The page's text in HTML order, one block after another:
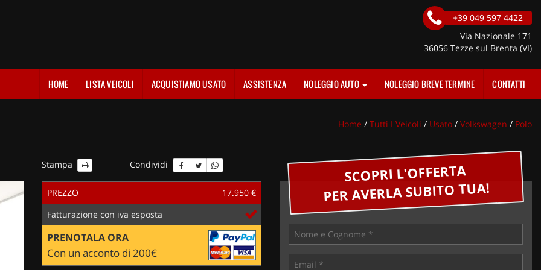
+39 049 597 4422
Via Nazionale 171
36056 Tezze sul Brenta (VI)
HOME LISTA VEICOLI ACQUISTIAMO USATO ASSISTENZA NOLEGGIO AUTO NOLEGGIO BREVE TERMINE CONTATTI
Home / Tutti I Veicoli / Usato / Volkswagen / Polo
Stampa Condividi
PREZZO
17.950 €
Fatturazione con iva esposta
PRENOTALA ORA
Con un acconto di 200€
SCOPRI L'OFFERTA
PER AVERLA SUBITO TUA!